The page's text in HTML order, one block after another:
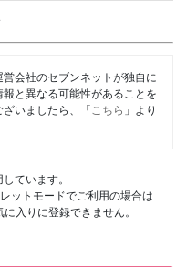
会社のセブンネットが独自に
と異なる可能性があることを
いましたら、「 こちら 」より
ています。
ットモードでご利用の場合は
入りに登録できません。